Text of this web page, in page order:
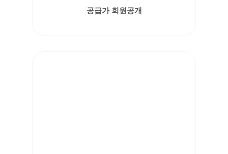
공급가 회원공개